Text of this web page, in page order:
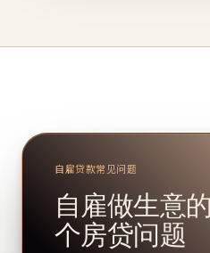
自雇贷款常见问题
自雇做生意
个房贷问题